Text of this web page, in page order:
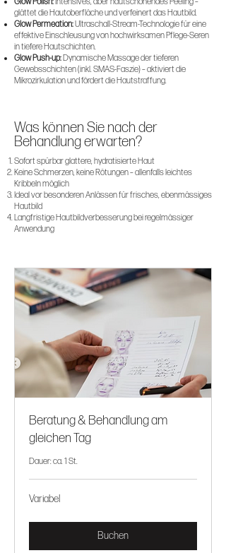
glättet die Hautoberfläche und verfeinert das Hautbild.
Glow Permeation:Ultraschall-Stream-Technologie für eine
effektive Einschleusung von hochwirksamen Pflege-Seren
in tiefere Hautschichten.
Glow Push-up:Dynamische Massage der tieferen
Gewebsschichten (inkl. SMAS-Faszie) – aktiviert die
Mikrozirkulation und fördert die Hautstraffung.
Was können Sie nach der
Behandlung erwarten?
Sofort spürbar glattere, hydratisierte Haut
Keine Schmerzen, keine Rötungen – allenfalls leichtes
Kribbeln möglich
Ideal vor besonderen Anlässen für frisches, ebenmässiges
Hautbild
Langfristige Hautbildverbesserung bei regelmässiger
Anwendung
Beratung & Behandlung am
gleichen Tag
Dauer: ca. 1 St.
Variabel
Variabel
Buchen